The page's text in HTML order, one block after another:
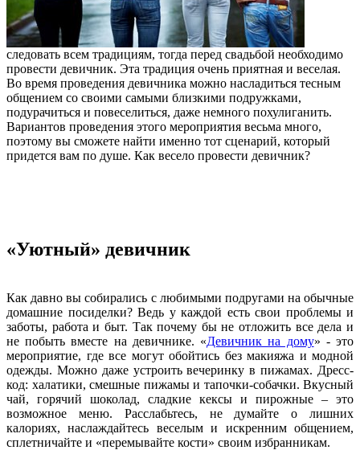
следовать всем традициям, тогда перед свадьбой необходимо
провести девичник. Эта традиция очень приятная и веселая.
Во время проведения девичника можно насладиться тесным
общением со своими самыми близкими подружками,
подурачиться и повеселиться, даже немного похулиганить.
Вариантов проведения этого мероприятия весьма много,
поэтому вы сможете найти именно тот сценарий, который
придется вам по душе. Как весело провести девичник?
«Уютный» девичник
Как давно вы собирались с любимыми подругами на обычные
домашние посиделки? Ведь у каждой есть свои проблемы и
заботы, работа и быт. Так почему бы не отложить все дела и
не побыть вместе на девичнике. «Девичник на дому» - это
мероприятие, где все могут обойтись без макияжа и модной
одежды. Можно даже устроить вечеринку в пижамах. Дресс-
код: халатики, смешные пижамы и тапочки-собачки. Вкусный
чай, горячий шоколад, сладкие кексы и пирожные – это
возможное меню. Расслабьтесь, не думайте о лишних
калориях, наслаждайтесь веселым и искренним общением,
сплетничайте и «перемывайте кости» своим избранникам.